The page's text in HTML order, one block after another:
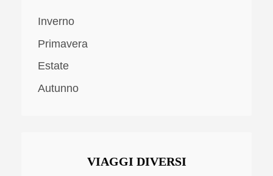
Inverno
Primavera
Estate
Autunno
VIAGGI DIVERSI